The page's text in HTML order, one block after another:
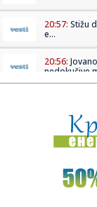
20:57: Stižu
e...
20:56:
nedokučive
20:55:Nikola
po...
20:54: